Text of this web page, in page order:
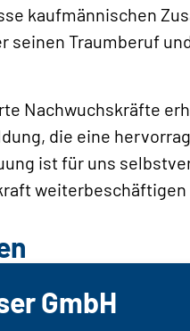
kaufmännischen
seinen Traumberuf
Nachwuchskräfte
die eine
ist für uns
GmbH